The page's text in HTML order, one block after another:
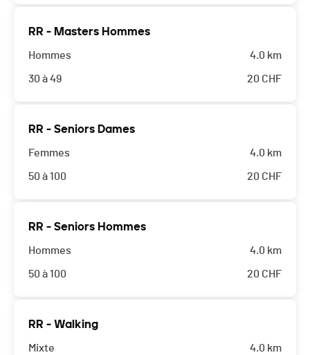
RR - Masters Hommes
Hommes
30 à 49
4.0 km
20 CHF
RR - Seniors Dames
Femmes
50 à 100
4.0 km
20 CHF
RR - Seniors Hommes
Hommes
50 à 100
4.0 km
20 CHF
RR - Walking
Mixte 4.0 km